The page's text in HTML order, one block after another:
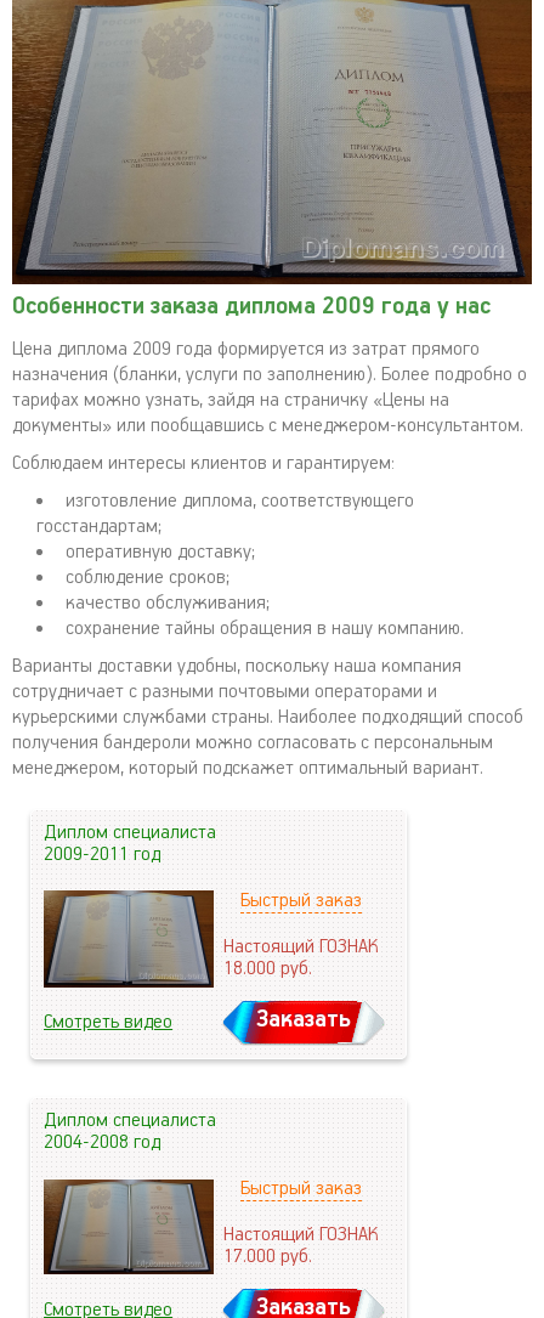
Особенности заказа диплома 2009 года у нас
Цена диплома 2009 года формируется из затрат прямого
назначения (бланки, услуги по заполнению). Более подробно о
тарифах можно узнать, зайдя на страничку «Цены на
документы» или пообщавшись с менеджером-консультантом.
Соблюдаем интересы клиентов и гарантируем:
изготовление диплома, соответствующего
госстандартам;
оперативную доставку;
соблюдение сроков;
качество обслуживания;
сохранение тайны обращения в нашу компанию.
Варианты доставки удобны, поскольку наша компания
сотрудничает с разными почтовыми операторами и
курьерскими службами страны. Наиболее подходящий способ
получения бандероли можно согласовать с персональным
менеджером, который подскажет оптимальный вариант.
Диплом специалиста
2009-2011 год
Быстрый заказ
Настоящий ГОЗНАК
18.000руб.
Смотреть видео Заказать
Диплом специалиста
2004-2008 год
Быстрый заказ
Настоящий ГОЗНАК
17.000руб.
Смотреть видео Заказать